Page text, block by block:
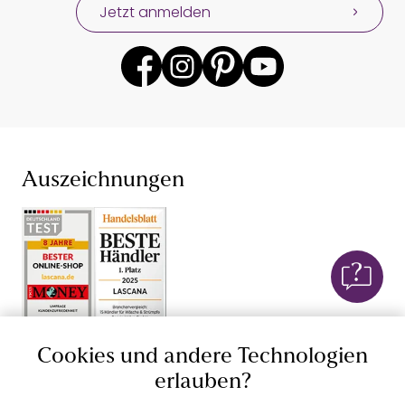
Jetzt anmelden
Auszeichnungen
Geprüfte Sicherheit
Cookies und andere Technologien
erlauben?